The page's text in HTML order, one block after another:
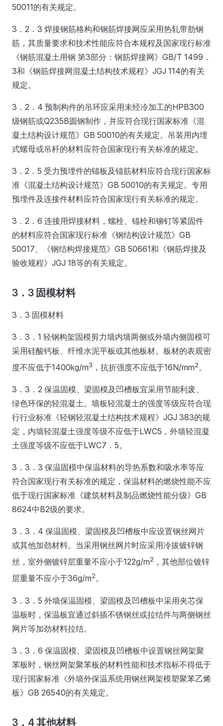
50011的有关规定。
3．2．3 焊接钢筋格构和钢筋焊接网应采用热轧带肋钢
筋，其质量要求和技术性能应符合本规程及国家现行标准
《钢筋混凝土用钢 第3部分：钢筋焊接网》GB/T 1499．
3和《钢筋焊接网混凝土结构技术规程》JGJ 114的有关
规定。
3．2．4 预制构件的吊环应采用未经冷加工的HPB300
级钢筋或Q235B圆钢制作，并应符合现行国家标准《混
凝土结构设计规范》GB 50010的有关规定。吊装用内埋
式螺母或吊杆的材料应符合国家现行有关标准的规定。
3．2．5 受力预埋件的锚板及锚筋材料应符合现行国家标
准《混凝土结构设计规范》GB 50010的有关规定。专用
预埋件及连接件材料应符合国家现行有关标准的规定。
3．2．6 连接用焊接材料，螺栓、锚栓和铆钉等紧固件
的材料应符合国家现行标准《钢结构设计规范》GB
50017、《钢结构焊接规范》GB 50661和《钢筋焊接及
验收规程》JGJ 18等的有关规定。
3．3 固模材料
3．3 固模材料
3．3．1 轻钢构架固模剪力墙内墙两侧或外墙内侧固模可
采用硅酸钙板、纤维水泥平板或其他板材。板材的表观密
度不应低于1400kg/m3 ，抗折强度不应低于16N/mm2。
3．3．2 保温固模、梁固模及凹槽板宜采用节能利废、
绿色环保的轻混凝土。墙板轻混凝土的强度等级应符合现
行行业标准《轻钢轻混凝土结构技术规程》JGJ 383的规
定，内墙轻混凝土强度等级不应低于LWC5，外墙轻混凝
土强度等级不应低于LWC7．5。
3．3．3 保温固模中保温材料的导热系数和吸水率等应
符合国家现行有关标准的规定，保温材料的燃烧性能不应
低于现行国家标准《建筑材料及制品燃烧性能分级》GB
8624中B2级的要求。
3．3．4 保温固模、梁固模及凹槽板中应设置钢丝网片
或其他加劲材料。当采用钢丝网片时应采用冷拔镀锌钢
丝，室外侧镀锌层重量不应小于122g/m2 ，其他部位镀锌
层重量不应小于36g/m2。
3．3．5 外墙保温固模、梁固模及凹槽板中采用夹芯保
温板时，保温板宜通过斜插不锈钢丝或拉结件与两侧钢丝
网片等加劲材料拉结。
3．3．6 保温固模、梁固模及凹槽板中设置钢丝网架聚
苯板时，钢丝网架聚苯板的材料性能和技术指标不得低于
现行国家标准《外墙外保温系统用钢丝网架模塑聚苯乙烯
板》GB 26540的有关规定。
3．4 其他材料